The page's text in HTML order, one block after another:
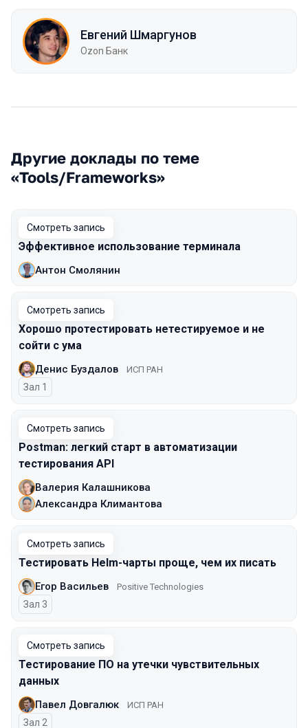
Евгений Шмаргунов
Ozon Банк
Другие доклады по теме
«Tools/Frameworks»
Смотреть запись
Эффективное использование терминала
Антон Смолянин
Смотреть запись
Хорошо протестировать нетестируемое и не
сойти с ума
Денис Буздалов ИСП РАН
Зал 1
Смотреть запись
Postman: легкий старт в автоматизации
тестирования API
Валерия Калашникова
Александра Климантова
Смотреть запись
Тестировать Helm-чарты проще, чем их писать
Егор Васильев Positive Technologies
Зал 3
Смотреть запись
Тестирование ПО на утечки чувствительных
данных
Павел Довгалюк ИСП РАН
Зал 2